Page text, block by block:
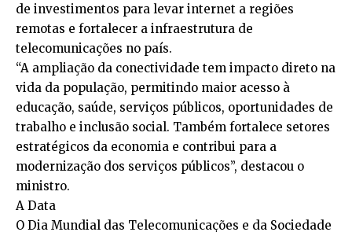
de investimentos para levar internet a regiões
remotas e fortalecer a infraestrutura de
telecomunicações no país.
“A ampliação da conectividade tem impacto direto na
vida da população, permitindo maior acesso à
educação, saúde, serviços públicos, oportunidades de
trabalho e inclusão social. Também fortalece setores
estratégicos da economia e contribui para a
modernização dos serviços públicos”, destacou o
ministro.
A Data
O Dia Mundial das Telecomunicações e da Sociedade